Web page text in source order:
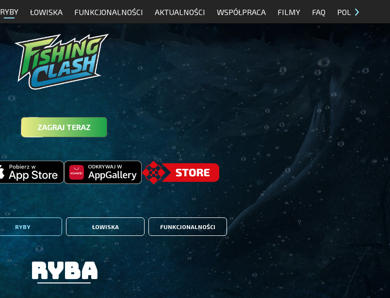
RYBY ŁOWISKA FUNKCJONALNOŚCI AKTUALNOŚCI WSPÓŁPRACA FILMY FAQ POL
ZAGRAJ TERAZ
RYBY ŁOWISKA FUNKCJONALNOŚCI
Ryba